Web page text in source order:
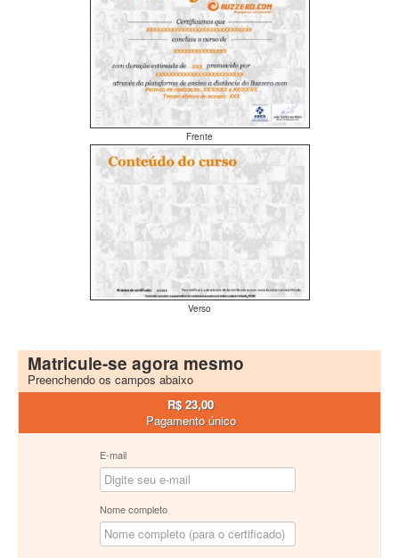
Frente
Verso
Matricule-se agora mesmo
Preenchendo os campos abaixo
R$ 23,00
Pagamento único
E-mail
Nome completo